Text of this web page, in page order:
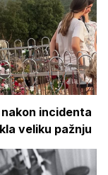
incidenta
veliku pažnju